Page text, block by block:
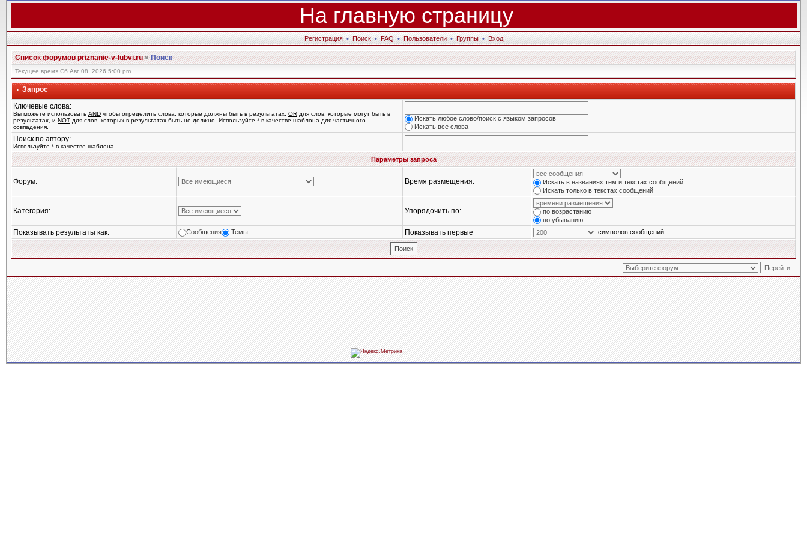
На главную страницу
Регистрация • Поиск • FAQ • Пользователи • Группы • Вход
Список форумов priznanie-v-lubvi.ru»Поиск
Текущее время Сб Авг 08, 2026 5:00 pm
Запрос
Ключевые слова:
Вы можете использовать AND чтобы определить слова, которые должны быть в результатах, OR для слов, которые могут быть в
результатах, и NOT для слов, которых в результатах быть не должно. Используйте * в качестве шаблона для частичного
совпадения.
Искать любое слово/поиск с языком запросов
Искать все слова
Поиск по автору:
Используйте * в качестве шаблона
Параметры запроса
Форум: Время размещения:
Искать в названиях тем и текстах сообщений
Искать только в текстах сообщений
Категория: Упорядочить по:
по возрастанию
по убыванию
Показывать результаты как: Сообщения Темы Показывать первые символов сообщений